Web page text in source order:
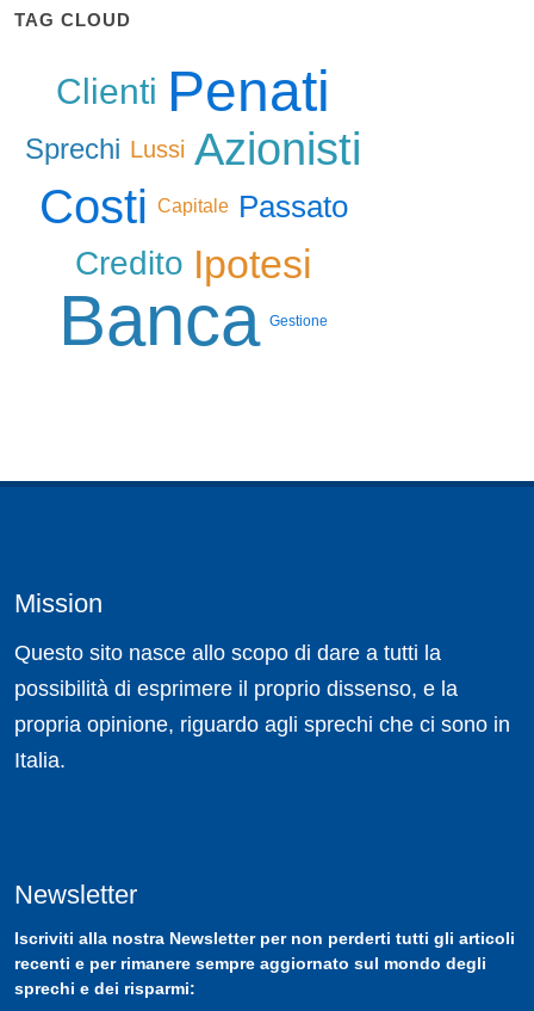
TAG CLOUD
Clienti Penati
Sprechi Lussi Azionisti
Costi Capitale Passato
Credito Ipotesi
Banca Gestione
Mission
Questo sito nasce allo scopo di dare a tutti la
possibilità di esprimere il proprio dissenso, e la
propria opinione, riguardo agli sprechi che ci sono in
Italia.
Newsletter
Iscriviti alla nostra Newsletterper non perderti tutti gli articoli
recenti e per rimanere sempre aggiornato sul mondo degli
sprechi e dei risparmi: